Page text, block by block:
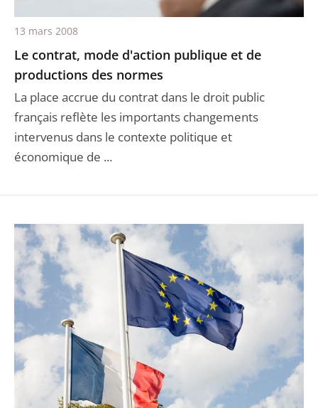
Le contrat, mode d'action publique et de
productions des normes
La place accrue du contrat dans le droit public
français reflète les importants changements
intervenus dans le contexte politique et
économique de ...
13 mars 2008